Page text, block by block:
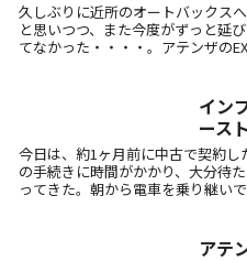
久しぶりに近所のオートバックス
と思いつつ、また今度がずっと延
てなかった・・・・。アテンザの
イン
ース
今日は、約1ヶ月前に中古で契約
の手続きに時間がかかり、大分待
ってきた。朝から電車を乗り継い
アテ